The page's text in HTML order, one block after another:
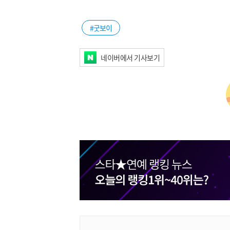
#굿보이
네이버에서 기사보기